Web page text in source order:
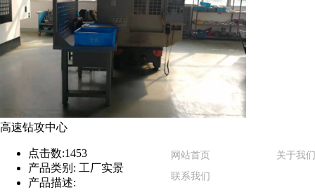
高速钻攻中心
点击数:1453
产品类别: 工厂实景
产品描述:
网站首页
关于我们
联系我们